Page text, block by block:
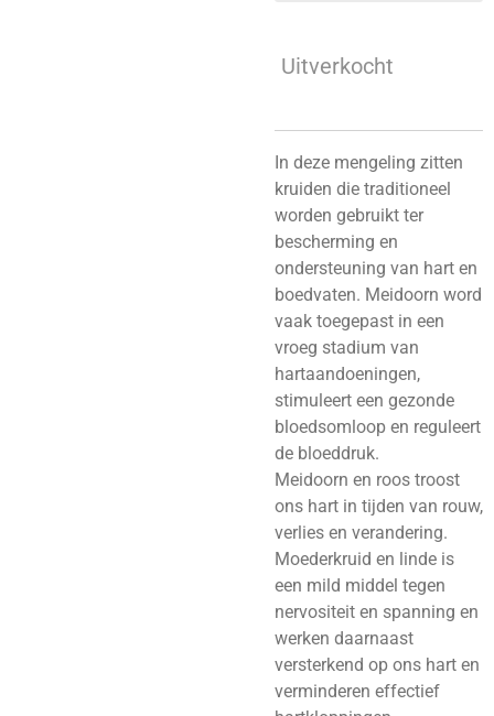
Uitverkocht
In deze mengeling zitten
kruiden die traditioneel
worden gebruikt ter
bescherming en
ondersteuning van hart en
boedvaten. Meidoorn word
vaak toegepast in een
vroeg stadium van
hartaandoeningen,
stimuleert een gezonde
bloedsomloop en reguleert
de bloeddruk.
Meidoorn en roos troost
ons hart in tijden van rouw,
verlies en verandering.
Moederkruid en linde is
een mild middel tegen
nervositeit en spanning en
werken daarnaast
versterkend op ons hart en
verminderen effectief